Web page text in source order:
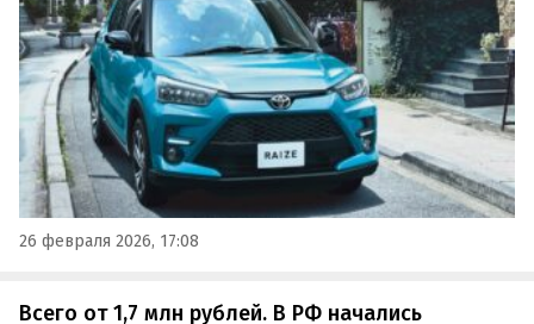
Японии и в леворульной из ОАЭ, а цены на них на…
26 февраля 2026, 17:08
Всего от 1,7 млн рублей. В РФ начались